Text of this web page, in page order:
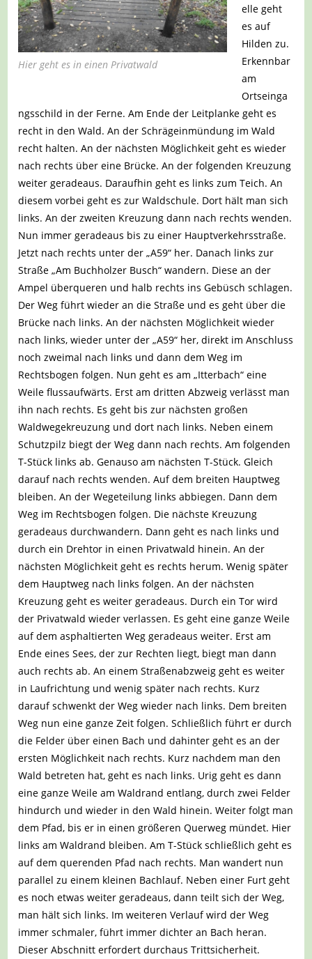
Hier geht es in einen Privatwald
elle geht
es auf
Hilden zu.
Erkennbar
am
Ortseinga
ngsschild in der Ferne. Am Ende der Leitplanke geht es
recht in den Wald. An der Schrägeinmündung im Wald
recht halten. An der nächsten Möglichkeit geht es wieder
nach rechts über eine Brücke. An der folgenden Kreuzung
weiter geradeaus. Daraufhin geht es links zum Teich. An
diesem vorbei geht es zur Waldschule. Dort hält man sich
links. An der zweiten Kreuzung dann nach rechts wenden.
Nun immer geradeaus bis zu einer Hauptverkehrsstraße.
Jetzt nach rechts unter der „A59“ her. Danach links zur
Straße „Am Buchholzer Busch“ wandern. Diese an der
Ampel überqueren und halb rechts ins Gebüsch schlagen.
Der Weg führt wieder an die Straße und es geht über die
Brücke nach links. An der nächsten Möglichkeit wieder
nach links, wieder unter der „A59“ her, direkt im Anschluss
noch zweimal nach links und dann dem Weg im
Rechtsbogen folgen. Nun geht es am „Itterbach“ eine
Weile flussaufwärts. Erst am dritten Abzweig verlässt man
ihn nach rechts. Es geht bis zur nächsten großen
Waldwegekreuzung und dort nach links. Neben einem
Schutzpilz biegt der Weg dann nach rechts. Am folgenden
T-Stück links ab. Genauso am nächsten T-Stück. Gleich
darauf nach rechts wenden. Auf dem breiten Hauptweg
bleiben. An der Wegeteilung links abbiegen. Dann dem
Weg im Rechtsbogen folgen. Die nächste Kreuzung
geradeaus durchwandern. Dann geht es nach links und
durch ein Drehtor in einen Privatwald hinein. An der
nächsten Möglichkeit geht es rechts herum. Wenig später
dem Hauptweg nach links folgen. An der nächsten
Kreuzung geht es weiter geradeaus. Durch ein Tor wird
der Privatwald wieder verlassen. Es geht eine ganze Weile
auf dem asphaltierten Weg geradeaus weiter. Erst am
Ende eines Sees, der zur Rechten liegt, biegt man dann
auch rechts ab. An einem Straßenabzweig geht es weiter
in Laufrichtung und wenig später nach rechts. Kurz
darauf schwenkt der Weg wieder nach links. Dem breiten
Weg nun eine ganze Zeit folgen. Schließlich führt er durch
die Felder über einen Bach und dahinter geht es an der
ersten Möglichkeit nach rechts. Kurz nachdem man den
Wald betreten hat, geht es nach links. Urig geht es dann
eine ganze Weile am Waldrand entlang, durch zwei Felder
hindurch und wieder in den Wald hinein. Weiter folgt man
dem Pfad, bis er in einen größeren Querweg mündet. Hier
links am Waldrand bleiben. Am T-Stück schließlich geht es
auf dem querenden Pfad nach rechts. Man wandert nun
parallel zu einem kleinen Bachlauf. Neben einer Furt geht
es noch etwas weiter geradeaus, dann teilt sich der Weg,
man hält sich links. Im weiteren Verlauf wird der Weg
immer schmaler, führt immer dichter an Bach heran.
Dieser Abschnitt erfordert durchaus Trittsicherheit.